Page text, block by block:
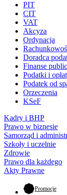
PIT
CIT
VAT
Akcyza
Ordynacja
Doradca
Finanse
Podatki i
Podatek od
Orzeczenia
KSeF
Kadry i BHP
Prawo w biznesie
Samorząd i
Szkoły i uczelnie
Zdrowie
Prawo dla każdego
Akty Prawne
Promocje-